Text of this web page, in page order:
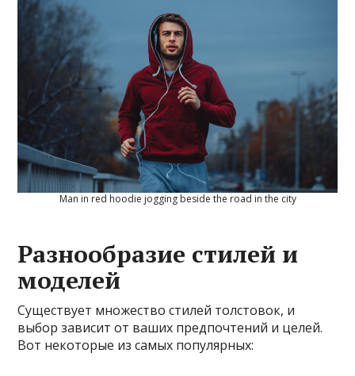
Man in red hoodie jogging beside the road in the city
Разнообразие стилей и
моделей
Существует множество стилей толстовок, и
выбор зависит от ваших предпочтений и целей.
Вот некоторые из самых популярных: